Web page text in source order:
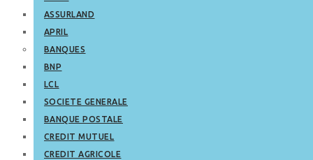
ASSURLAND
APRIL
BANQUES
BNP
LCL
SOCIETE GENERALE
BANQUE POSTALE
CREDIT MUTUEL
CREDIT AGRICOLE